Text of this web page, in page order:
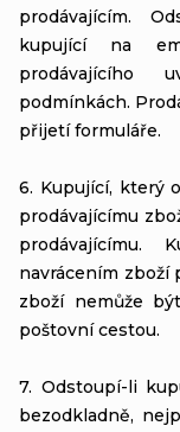
prodávajícím.
kupující na
prodávajícího
podmínkách.
přijetí formuláře.
6. Kupující, který
prodávajícímu
prodávajícímu.
navrácením zboží
zboží nemůže
poštovní cestou.
7. Odstoupí-li
bezodkladně,